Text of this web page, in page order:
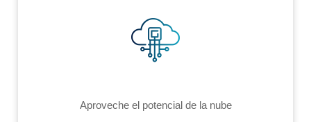
Aproveche el potencial de la nube